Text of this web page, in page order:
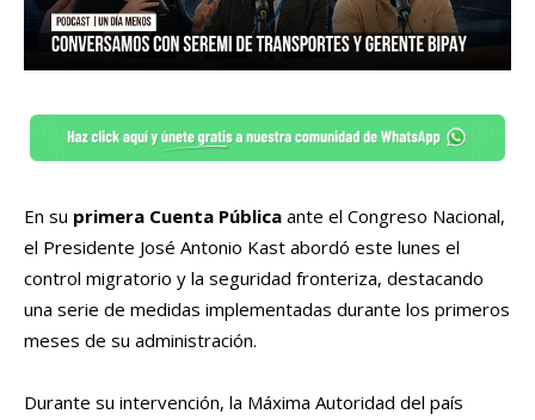
En su primera Cuenta Pública ante el Congreso Nacional,
el Presidente José Antonio Kast abordó este lunes el
control migratorio y la seguridad fronteriza, destacando
una serie de medidas implementadas durante los primeros
meses de su administración.
Durante su intervención, la Máxima Autoridad del país